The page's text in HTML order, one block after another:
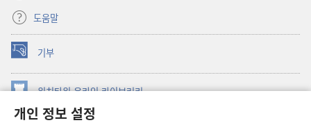
개인 정보 설정
도움말
기부
(새로운
창
열기) 워치타워 온라인 라이브러리
창
JW Hub ®